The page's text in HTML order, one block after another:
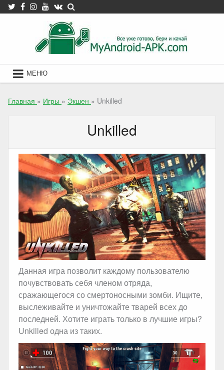
Skip
to
МЕНЮ
Главная » Игры » Экшен » Unkilled
Unkilled
Данная игра позволит каждому пользователю
почувствовать себя членом отряда,
сражающегося со смертоносными зомби. Ищите,
выслеживайте и уничтожайте тварей всех до
последней. Хотите играть только в лучшие игры?
Unkilled одна из таких.